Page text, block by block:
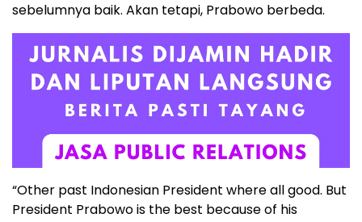
sebelumnya baik. Akan tetapi, Prabowo berbeda.
“Other past Indonesian President where all good. But
President Prabowo is the best because of his